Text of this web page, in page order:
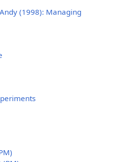
(1998): Managing